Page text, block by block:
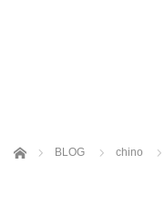
ホーム BLOG chino